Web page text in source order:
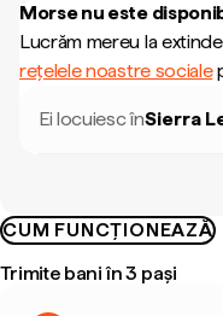
Morse nu este
Lucrăm mereu la
rețelele noastre sociale
Ei locuiesc înSierra
CUM FUNCȚIONEAZĂ
Trimite bani în 3 pași